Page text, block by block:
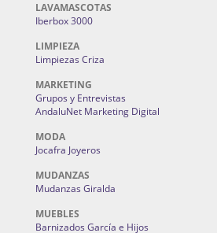
LAVAMASCOTAS
Iberbox 3000
LIMPIEZA
Limpiezas Criza
MARKETING
Grupos y Entrevistas
AndaluNet Marketing Digital
MODA
Jocafra Joyeros
MUDANZAS
Mudanzas Giralda
MUEBLES
Barnizados García e Hijos